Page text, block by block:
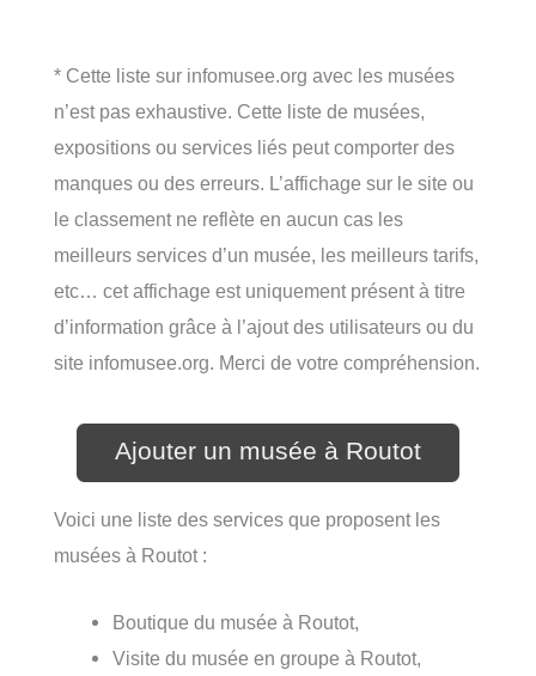
* Cette liste sur infomusee.org avec les musées
n’est pas exhaustive. Cette liste de musées,
expositions ou services liés peut comporter des
manques ou des erreurs. L’affichage sur le site ou
le classement ne reflète en aucun cas les
meilleurs services d’un musée, les meilleurs tarifs,
etc… cet affichage est uniquement présent à titre
d’information grâce à l’ajout des utilisateurs ou du
site infomusee.org. Merci de votre compréhension.
Ajouter un musée à Routot
Voici une liste des services que proposent les
musées à Routot :
Boutique du musée à Routot,
Visite du musée en groupe à Routot,